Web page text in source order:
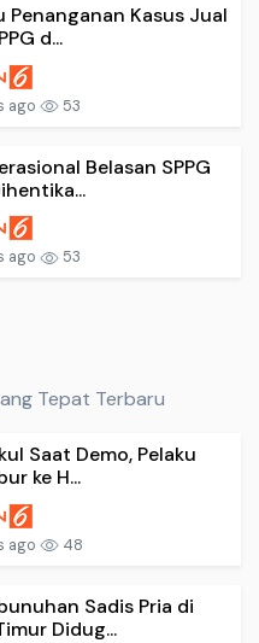
Penanganan Kasus Jual
d...
ago 53
Belasan SPPG
ago 53
Tepat Terbaru
Saat Demo, Pelaku
ke H...
ago 48
Sadis Pria di
Didug...